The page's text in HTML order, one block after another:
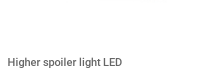
Higher spoiler light LED